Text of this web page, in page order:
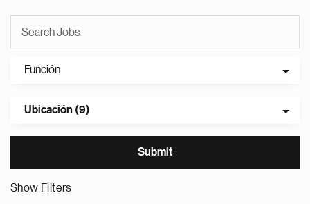
Función
Ubicación (9)
Show Filters